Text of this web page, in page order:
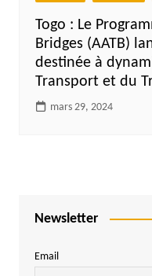
Togo : Le
Bridges (AATB)
destinée à
Transport et du
mars 29, 2024
Newsletter
Email